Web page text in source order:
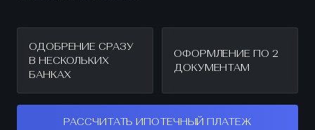
ОДОБРЕНИЕ СРАЗУ
В НЕСКОЛЬКИХ
БАНКАХ
ОФОРМЛЕНИЕ ПО 2
ДОКУМЕНТАМ
РАССЧИТАТЬ ИПОТЕЧНЫЙ ПЛАТЕЖ